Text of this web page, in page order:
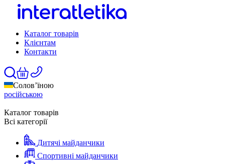
Каталог товарів
Клієнтам
Контакти
Солов’їною
російською
Каталог товарів
Всі категорії
Дитячі майданчики
Спортивні майданчики